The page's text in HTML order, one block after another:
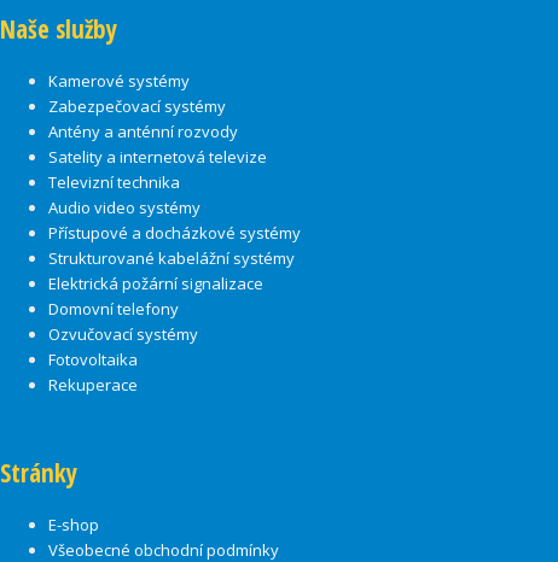
Naše služby
Kamerové systémy
Zabezpečovací systémy
Antény a anténní rozvody
Satelity a internetová televize
Televizní technika
Audio video systémy
Přístupové a docházkové systémy
Strukturované kabelážní systémy
Elektrická požární signalizace
Domovní telefony
Ozvučovací systémy
Fotovoltaika
Rekuperace
Stránky
E-shop
Všeobecné obchodní podmínky